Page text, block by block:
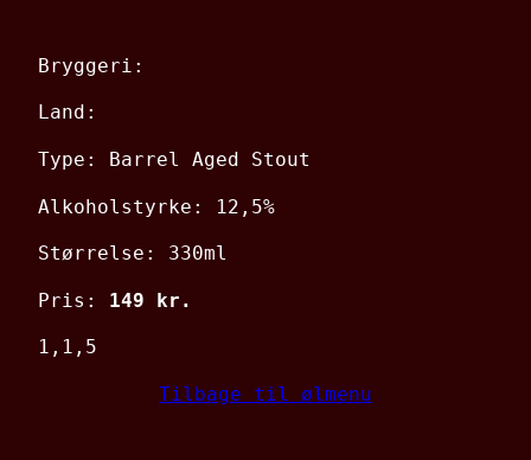
Bryggeri:
Land:
Type: Barrel Aged Stout
Alkoholstyrke: 12,5%
Størrelse: 330ml
Pris: 149 kr.
1,1,5
Tilbage til ølmenu